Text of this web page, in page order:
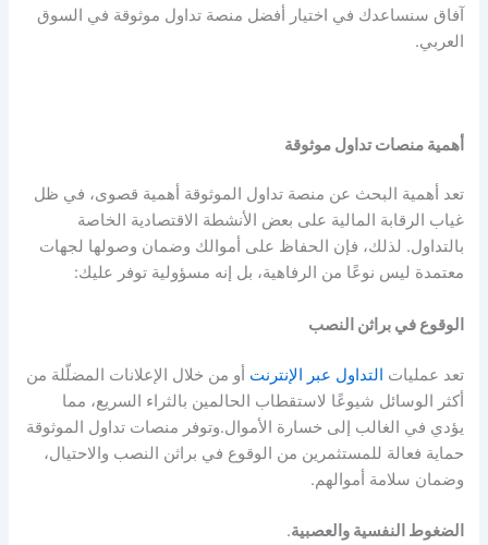
آفاق سنساعدك في اختيار أفضل منصة تداول موثوقة في السوق
العربي.
أهمية منصات تداول موثوقة
تعد أهمية البحث عن منصة تداول الموثوقة أهمية قصوى، في ظل
غياب الرقابة المالية على بعض الأنشطة الاقتصادية الخاصة
بالتداول. لذلك، فإن الحفاظ على أموالك وضمان وصولها لجهات
معتمدة ليس نوعًا من الرفاهية، بل إنه مسؤولية توفر عليك:
الوقوع في براثن النصب
تعد عمليات التداول عبر الإنترنتأو من خلال الإعلانات المضلّلة من
أكثر الوسائل شيوعًا لاستقطاب الحالمين بالثراء السريع، مما
يؤدي في الغالب إلى خسارة الأموال.وتوفر منصات تداول الموثوقة
حماية فعالة للمستثمرين من الوقوع في براثن النصب والاحتيال،
وضمان سلامة أموالهم.
الضغوط النفسية والعصبية.